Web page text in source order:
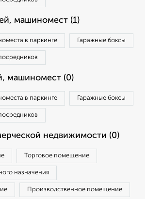
машиномест (1)
в паркинге Гаражные боксы
машиномест (0)
в паркинге Гаражные боксы
недвижимости (0)
Торговое помещение
назначения
Производственное помещение